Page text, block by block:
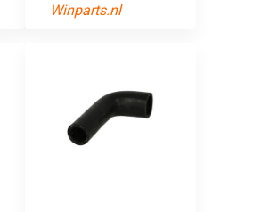
Winparts.nl